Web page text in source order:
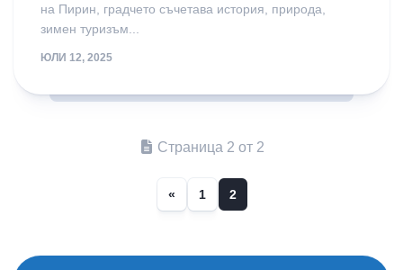
на Пирин, градчето съчетава история, природа,
зимен туризъм...
ЮЛИ 12, 2025
Страница 2 от 2
« 1 2